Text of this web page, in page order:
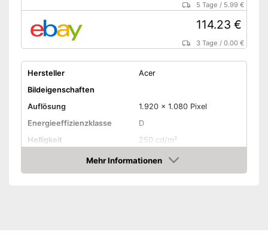
5 Tage / 5.99 €
114.23 €
3 Tage /0.00 €
Hersteller
Acer
Bildeigenschaften
Auflösung
1.920 x 1.080 Pixel
Energieeffizienzklasse
D
Helligkeit
250 cd/m²
1.000 : 1
Reaktionszeit
0,5 ms
Mehr Informationen
Amazon